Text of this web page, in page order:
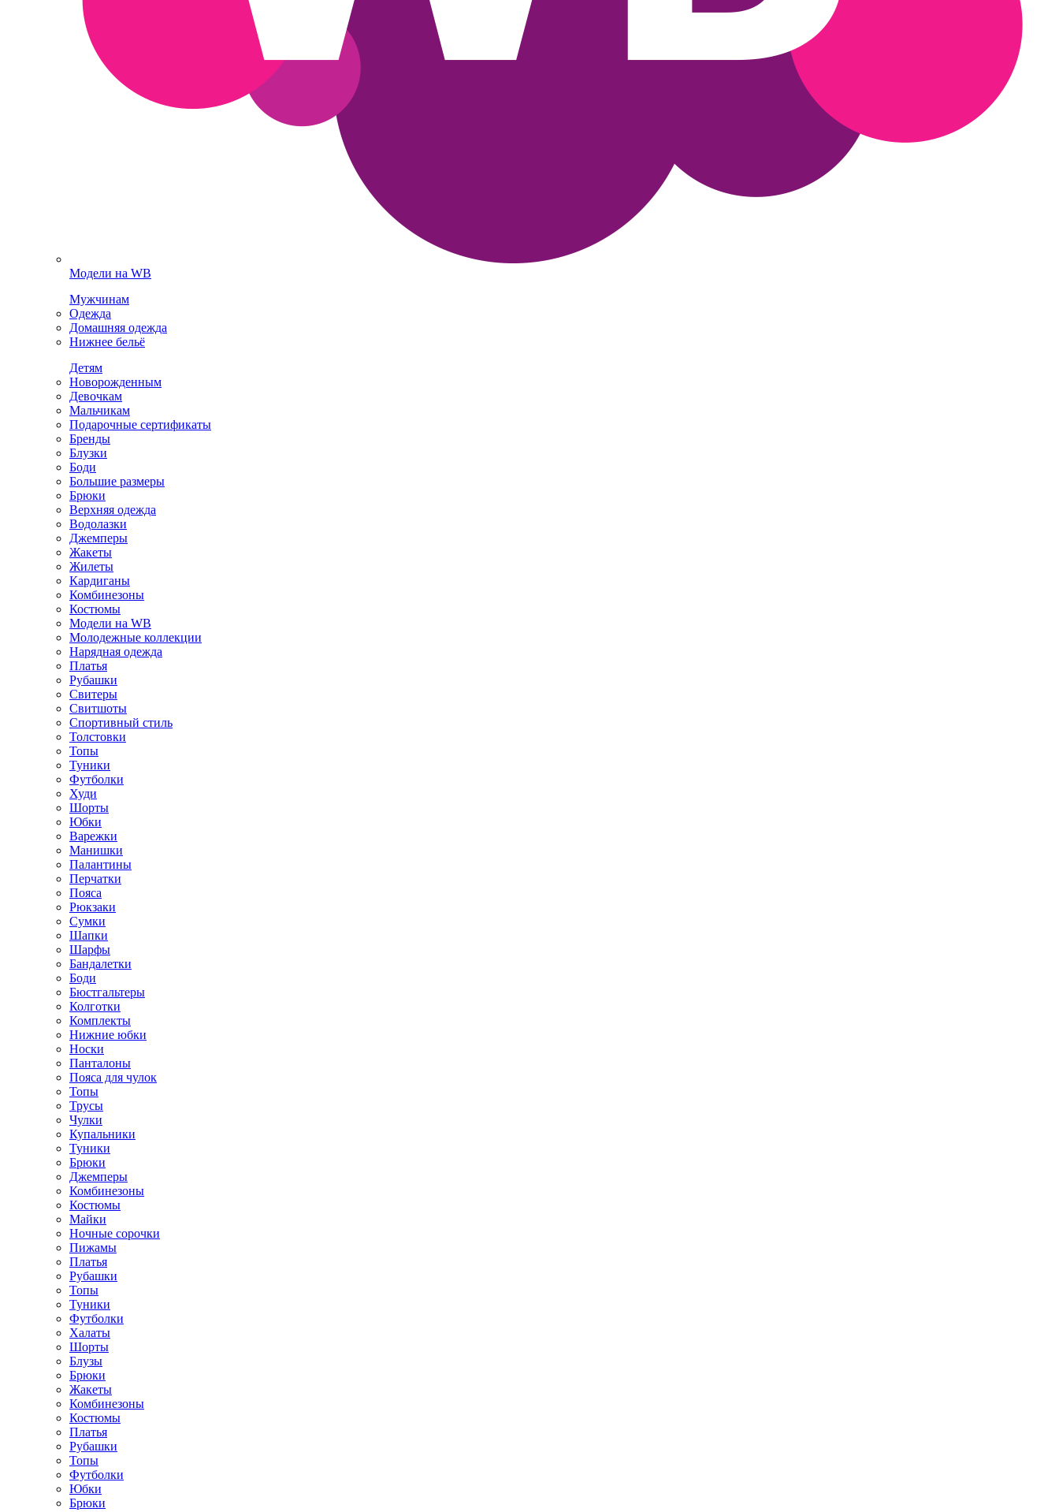
Модели на WB
Мужчинам
Одежда
Домашняя одежда
Нижнее бельё
Детям
Новорожденным
Девочкам
Мальчикам
Подарочные сертификаты
Бренды
Блузки
Боди
Большие размеры
Брюки
Верхняя одежда
Водолазки
Джемперы
Жакеты
Жилеты
Кардиганы
Комбинезоны
Костюмы
Модели на WB
Молодежные коллекции
Нарядная одежда
Платья
Рубашки
Свитеры
Свитшоты
Спортивный стиль
Толстовки
Топы
Туники
Футболки
Худи
Шорты
Юбки
Варежки
Манишки
Палантины
Перчатки
Пояса
Рюкзаки
Сумки
Шапки
Шарфы
Бандалетки
Боди
Бюстгальтеры
Колготки
Комплекты
Нижние юбки
Носки
Панталоны
Поясa для чулок
Топы
Трусы
Чулки
Купальники
Туники
Брюки
Джемперы
Комбинезоны
Костюмы
Майки
Ночные сорочки
Пижамы
Платья
Рубашки
Топы
Туники
Футболки
Халаты
Шорты
Блузы
Брюки
Жакеты
Комбинезоны
Костюмы
Платья
Рубашки
Топы
Футболки
Юбки
Брюки